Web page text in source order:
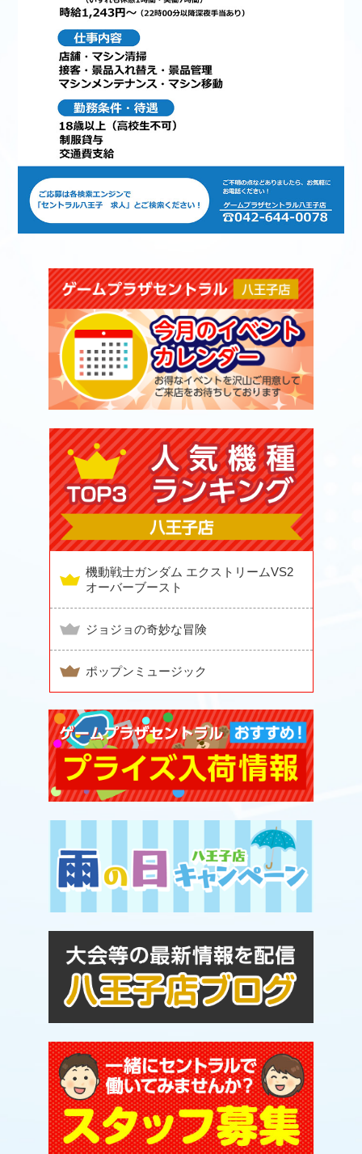
機動戦士ガンダム エクストリームVS2
オーバーブースト
ジョジョの奇妙な冒険
ポップンミュージック